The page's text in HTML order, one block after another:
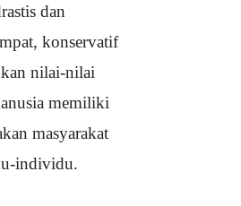
dan
konservatif
nilai-nilai
memiliki
masyarakat
individu.